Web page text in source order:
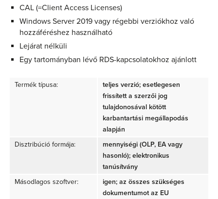
CAL (=Client Access Licenses)
Windows Server 2019 vagy régebbi verziókhoz való
hozzáféréshez használható
Lejárat nélküli
Egy tartományban lévő RDS-kapcsolatokhoz ajánlott
Termék típusa:
teljes verzió; esetlegesen
frissített a szerzői jog
tulajdonosával kötött
karbantartási megállapodás
alapján
Disztribúció formája:
mennyiségi (OLP, EA vagy
hasonló); elektronikus
tanúsítvány
Másodlagos szoftver:
igen; az összes szükséges
dokumentumot az EU